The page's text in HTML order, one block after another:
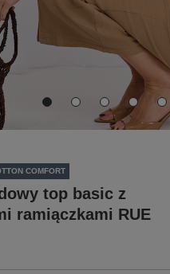
COMFORT
top basic z
ramiączkami RUE